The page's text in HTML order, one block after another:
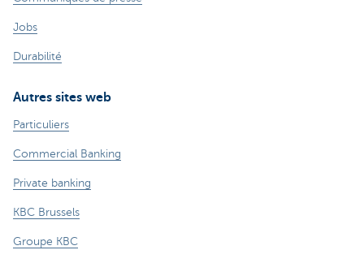
Jobs
Durabilité
Autres sites web
Particuliers
Commercial Banking
Private banking
KBC Brussels
Groupe KBC